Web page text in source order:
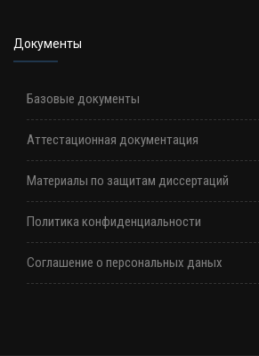
Документы
Базовые документы
Аттестационная документация
Материалы по защитам диссертаций
Политика конфиденциальности
Соглашение о персональных даных